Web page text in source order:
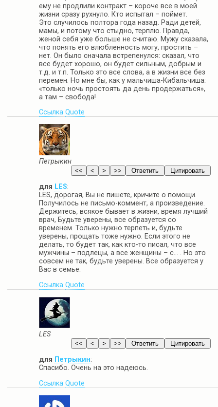
ему не продлили контракт – короче все в моей
жизни сразу рухнуло. Кто испытал – поймет.
Это случилось полтора года назад. Ради детей,
мамы, и потому что стыдно, терплю. Правда,
женой себя уже больше не считаю. Мужу сказала,
что понять его влюбленность могу, простить –
нет. Он было сначала встрепенулся: сказал, что
все будет хорошо, он будет сильным, добрым и
т.д. и т.п. Только это все слова, а в жизни все без
перемен. Но мне бы, как у мальчиша-Кибальчиша:
«только ночь простоять да день продержаться»,
а там – свобода!
Ссылка Quote
Петрыкин
для LES:
LES, дорогая, Вы не пишете, кричите о помощи.
Получилось не письмо-коммент, а произведение.
Держитесь, всякое бывает в жизни, время лучший
врач, Будьте уверены, все образуется со
временем. Только нужно терпеть и, будьте
уверены, прощать тоже нужно. Если этого не
делать, то будет так, как кто-то писал, что все
мужчины – подлецы, а все женщины – с… . Но это
совсем не так, будьте уверены. Все образуется у
Вас в семье.
Ссылка Quote
LES
для Петрыкин:
Спасибо. Очень на это надеюсь.
Ссылка Quote